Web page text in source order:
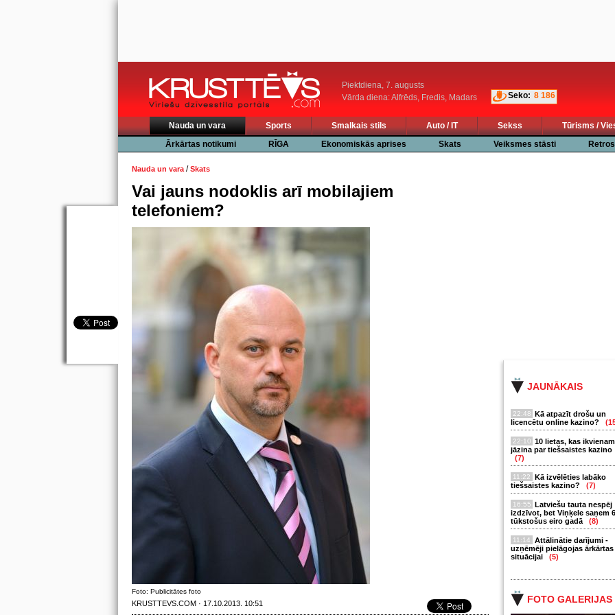
Piektdiena, 7. augusts
Vārda diena: Alfrēds, Fredis, Madars
Seko: 8 186
Nauda un vara Sports Smalkais stils Auto / IT Sekss Tūrisms /
Ārkārtas notikumi
RĪGA Ekonomiskās aprises Skats Veiksmes stāsti
JAUNĀKAIS
22:48 Kā atpazīt drošu un
licencētu online kazino?
22:10 10 lietas, kas ikvienam
jāzina par tiešsaistes kazino
(7)
11:22
Kā izvēlēties labāko
tiešsaistes kazino?
(7)
16:55 Latviešu tauta nespēj
izdzīvot, bet Viņķele saņem
tūkstošus eiro gadā
(8)
11:14
Attālinātie darījumi -
uzņēmēji pielāgojas ārkārtas
situācijai
(5)
FOTO GALERIJAS
Nauda un vara/Skats
Vai jauns nodoklis arī mobilajiem
telefoniem?
Foto: Publicitātes foto
KRUSTTEVS.COM · 17.10.2013. 10:51